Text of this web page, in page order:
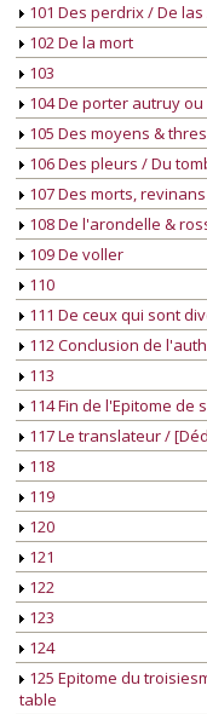
101 Des perdrix / De
102 De la mort
103
104 De porter autruy
105 Des moyens &
106 Des pleurs / Du
107 Des morts,
108 De l'arondelle &
109 De voller
110
111 De ceux qui sont
112 Conclusion de
113
114 Fin de l'Epitome de
117 Le translateur /
118
119
120
121
122
123
124
125 Epitome du
table